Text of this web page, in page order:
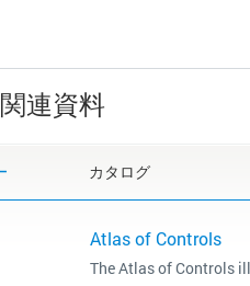
関連資料
カタログ
Atlas of Controls
The Atlas of Controls